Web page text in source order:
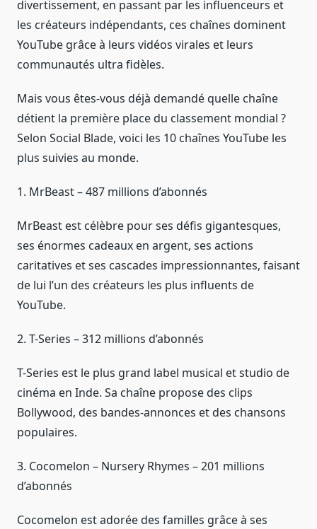
divertissement, en passant par les influenceurs et
les créateurs indépendants, ces chaînes dominent
YouTube grâce à leurs vidéos virales et leurs
communautés ultra fidèles.
Mais vous êtes-vous déjà demandé quelle chaîne
détient la première place du classement mondial ?
Selon Social Blade, voici les 10 chaînes YouTube les
plus suivies au monde.
1. MrBeast – 487 millions d’abonnés
MrBeast est célèbre pour ses défis gigantesques,
ses énormes cadeaux en argent, ses actions
caritatives et ses cascades impressionnantes, faisant
de lui l’un des créateurs les plus influents de
YouTube.
2. T-Series – 312 millions d’abonnés
T-Series est le plus grand label musical et studio de
cinéma en Inde. Sa chaîne propose des clips
Bollywood, des bandes-annonces et des chansons
populaires.
3. Cocomelon – Nursery Rhymes – 201 millions
d’abonnés
Cocomelon est adorée des familles grâce à ses